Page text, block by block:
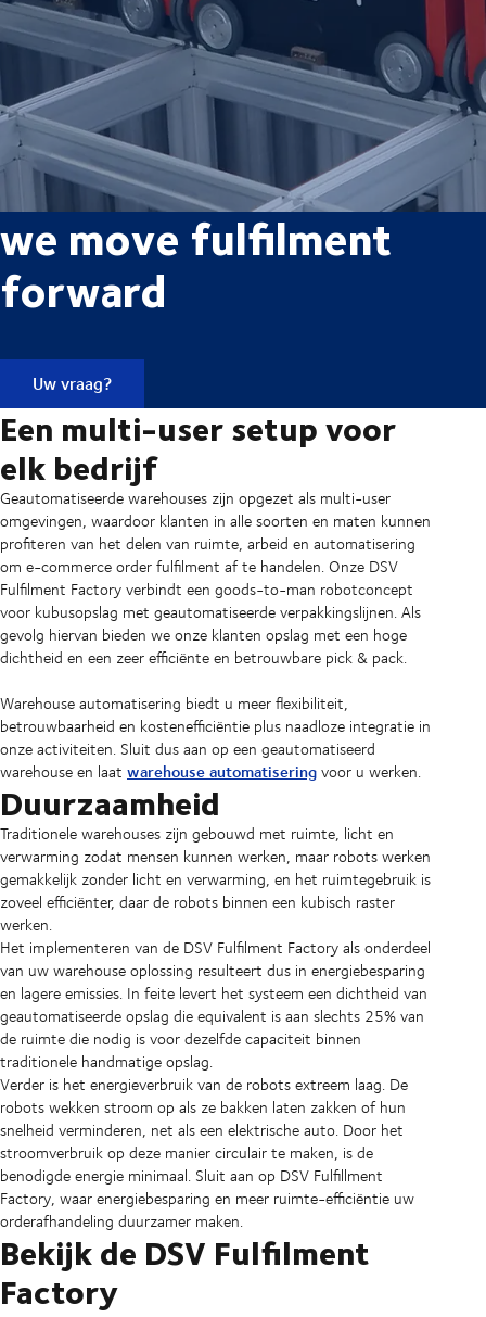
we move fulfilment
forward
Uw vraag?
Een multi-user setup voor
elk bedrijf
Geautomatiseerde warehouses zijn opgezet als multi-user
omgevingen, waardoor klanten in alle soorten en maten kunnen
profiteren van het delen van ruimte, arbeid en automatisering
om e-commerce order fulfilment af te handelen. Onze DSV
Fulfilment Factory verbindt een goods-to-man robotconcept
voor kubusopslag met geautomatiseerde verpakkingslijnen. Als
gevolg hiervan bieden we onze klanten opslag met een hoge
dichtheid en een zeer efficiënte en betrouwbare pick & pack.
Warehouse automatisering biedt u meer flexibiliteit,
betrouwbaarheid en kostenefficiëntie plus naadloze integratie in
onze activiteiten. Sluit dus aan op een geautomatiseerd
warehouse en laat warehouse automatiseringvoor u werken.
Duurzaamheid
Traditionele warehouses zijn gebouwd met ruimte, licht en
verwarming zodat mensen kunnen werken, maar robots werken
gemakkelijk zonder licht en verwarming, en het ruimtegebruik is
zoveel efficiënter, daar de robots binnen een kubisch raster
werken.
Het implementeren van de DSV Fulfilment Factory als onderdeel
van uw warehouse oplossing resulteert dus in energiebesparing
en lagere emissies. In feite levert het systeem een dichtheid van
geautomatiseerde opslag die equivalent is aan slechts 25% van
de ruimte die nodig is voor dezelfde capaciteit binnen
traditionele handmatige opslag.
Verder is het energieverbruik van de robots extreem laag. De
robots wekken stroom op als ze bakken laten zakken of hun
snelheid verminderen, net als een elektrische auto. Door het
stroomverbruik op deze manier circulair te maken, is de
benodigde energie minimaal. Sluit aan op DSV Fulfillment
Factory, waar energiebesparing en meer ruimte-efficiëntie uw
orderafhandeling duurzamer maken.
Bekijk de DSV Fulfilment
Factory